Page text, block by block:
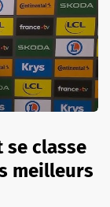
se classe
meilleurs